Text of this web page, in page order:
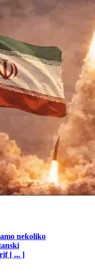
nekoliko
[ ... ]